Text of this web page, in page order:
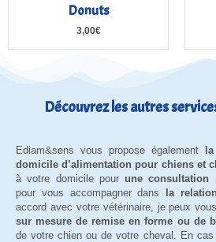
Donuts
3,00€
Découvrez les autres
Ediam&sens vous propose également
domicile d’alimentation pour chiens et
à votre domicile pour une consultation
pour vous accompagner dans
la
accord avec votre vétérinaire, je peux
sur mesure de remise en forme ou de
de votre chien ou de votre cheval. En cas